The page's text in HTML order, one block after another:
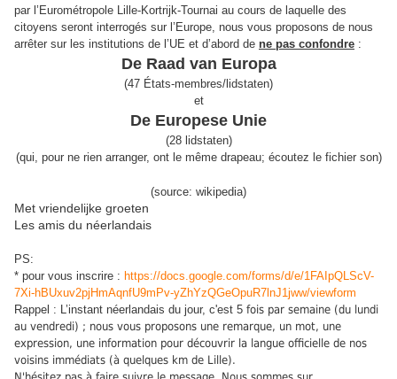
par l’Eurométropole Lille-Kortrijk-Tournai au cours de laquelle des
citoyens seront interrogés sur l’Europe, nous vous proposons de nous
arrêter sur les institutions de l’UE et d’abord de ne pas confondre :
De Raad van Europa
(47 États-membres/lidstaten)
et
De Europese Unie
(28 lidstaten)
(qui, pour ne rien arranger, ont le même drapeau; écoutez le fichier son)
(source: wikipedia)
Met vriendelijke groeten
Les amis du néerlandais
PS:
* pour vous inscrire : https://docs.google.com/forms/d/e/1FAIpQLScV-
7Xi-hBUxuv2pjHmAqnfU9mPv-yZhYzQGeOpuR7lnJ1jww/viewform
Rappel : L’instant néerlandais du jour, c'est 5 fois par semaine (du lundi
au vendredi) ; nous vous proposons une remarque, un mot, une
expression, une information pour découvrir la langue officielle de nos
voisins immédiats (à quelques km de Lille).